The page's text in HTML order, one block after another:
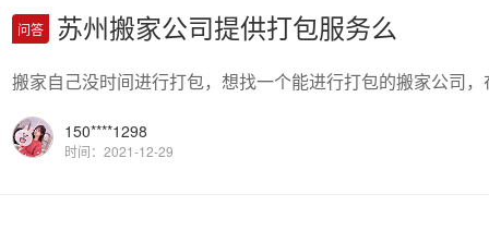
问答 苏州搬家公司提供打包服务么
搬家自己没时间进行打包，想找一个能进行打包的搬家公司
150****1298
时间：2021-12-29